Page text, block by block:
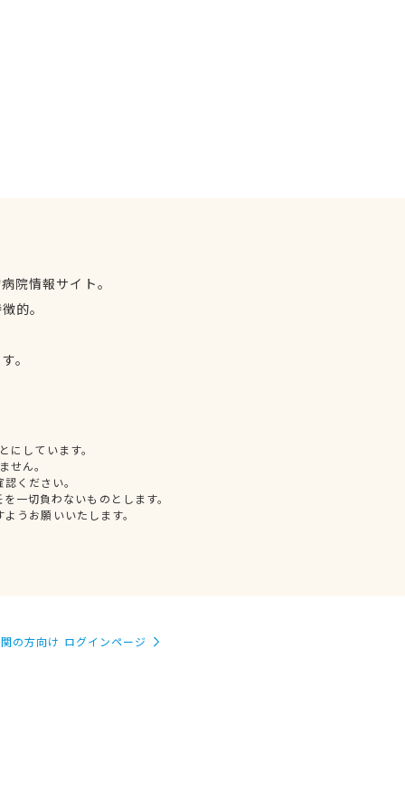
院情報サイト。
的。
。
しています。
せん。
ください。
一切負わないものとします。
うお願いいたします。
の方向け ログインページ